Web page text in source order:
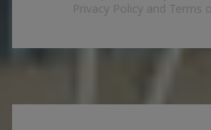
Privacy Policy and Terms